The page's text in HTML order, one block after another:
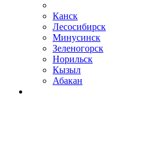
Канск
Лесосибирск
Минусинск
Зеленогорск
Норильск
Кызыл
Абакан